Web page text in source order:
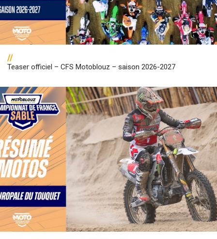
//
Teaser officiel – CFS Motoblouz – saison 2026-2027